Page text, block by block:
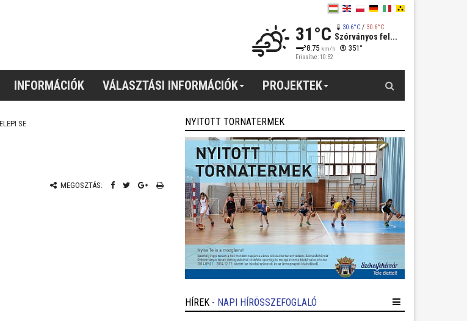
31°C 30.6°C/ 30.6°C
Szórványos fel...
8.75 km/h 351°
Frissítve: 10:52
INFORMÁCIÓK VÁLASZTÁSI INFORMÁCIÓK PROJEKTEK
SE
MEGOSZTÁS:
NYITOTT TORNATERMEK
HÍREK - NAPI HÍRÖSSZEFOGLALÓ